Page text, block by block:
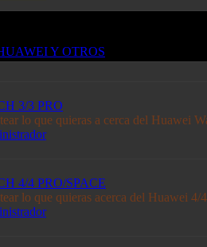
Y OTROS
3/3 PRO
lo que quieras a cerca del Huawei
4/4 PRO/SPACE
lo que quieras acerca del Huawei 4/